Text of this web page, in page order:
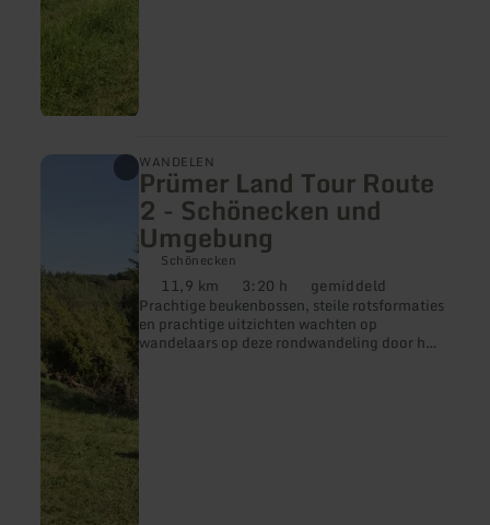
WANDELEN
Prümer Land Tour Route
2 - Schönecken und
Umgebung
Schönecken
Afstand:
11,9 km Duur:3:20 h Moeilijkheidsgraad:
gemiddeld
Prachtige beukenbossen, steile rotsformaties
en prachtige uitzichten wachten op
wandelaars op deze rondwandeling door het
meer
Route
Schönecken
und
Umgebung